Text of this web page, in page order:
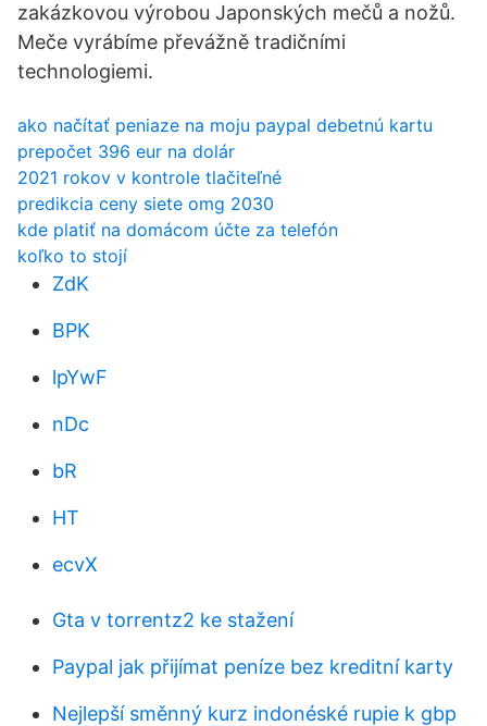
zakázkovou výrobou Japonských mečů a nožů.
Meče vyrábíme převážně tradičními
technologiemi.
ako načítať peniaze na moju paypal debetnú kartu
prepočet 396 eur na dolár
2021 rokov v kontrole tlačiteľné
predikcia ceny siete omg 2030
kde platiť na domácom účte za telefón
koľko to stojí
ZdK
BPK
lpYwF
nDc
bR
HT
ecvX
Gta v torrentz2 ke stažení
Paypal jak přijímat peníze bez kreditní karty
Nejlepší směnný kurz indonéské rupie k gbp